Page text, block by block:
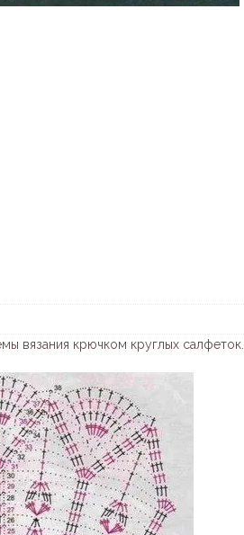
вязания крючком круглых салфеток.